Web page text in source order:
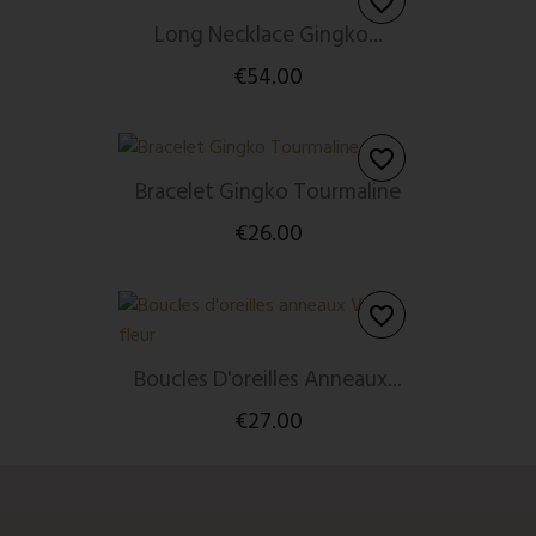
Long Necklace Gingko...
€54.00
Bracelet Gingko Tourmaline
€26.00
favorite_border
Boucles D'oreilles Anneaux...
€27.00
favorite_border